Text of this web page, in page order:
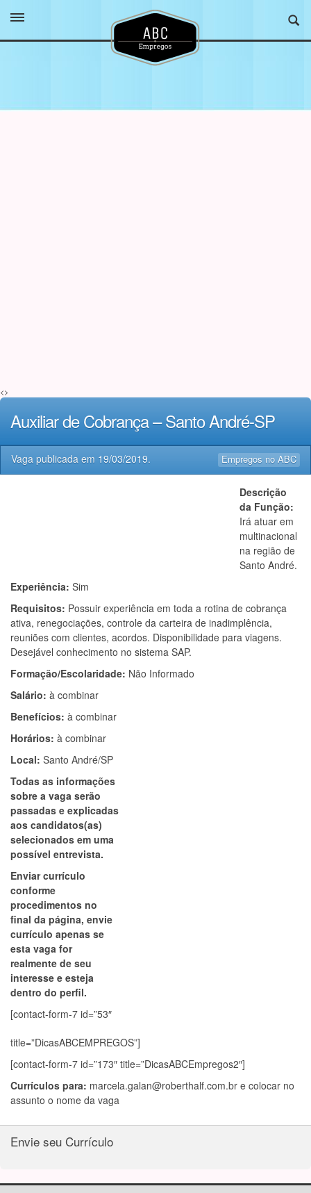
<>
Auxiliar de Cobrança – Santo André-SP
Empregos no ABC
Vaga publicada em 19/03/2019.
Descrição
da Função:
Irá atuar em
multinacional
na região de
Santo André.
Experiência: Sim
Requisitos: Possuir experiência em toda a rotina de cobrança
ativa, renegociações, controle da carteira de inadimplência,
reuniões com clientes, acordos. Disponibilidade para viagens.
Desejável conhecimento no sistema SAP.
Formação/Escolaridade: Não Informado
Salário: à combinar
Benefícios: à combinar
Horários: à combinar
Local: Santo André/SP
Todas as informações
sobre a vaga serão
passadas e explicadas
aos candidatos(as)
selecionados em uma
possível entrevista.
Enviar currículo
conforme
procedimentos no
final da página, envie
currículo apenas se
esta vaga for
realmente de seu
interesse e esteja
dentro do perfil.
[contact-form-7 id=”53″
title=”DicasABCEMPREGOS”]
[contact-form-7 id=”173″ title=”DicasABCEmpregos2″]
Currículos para: marcela.galan@roberthalf.com.br e colocar no
assunto o nome da vaga
Envie seu Currículo